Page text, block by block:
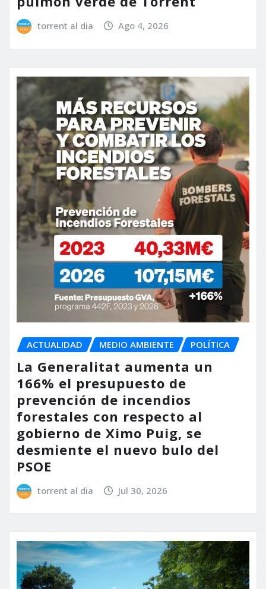
torrent al dia Ago 4, 2026
ACTUALIDAD MEDIO AMBIENTE POLÍTICA
La Generalitat aumenta un
166% el presupuesto de
prevención de incendios
forestales con respecto al
gobierno de Ximo Puig, se
desmiente el nuevo bulo del
PSOE
torrent al dia Jul 30, 2026